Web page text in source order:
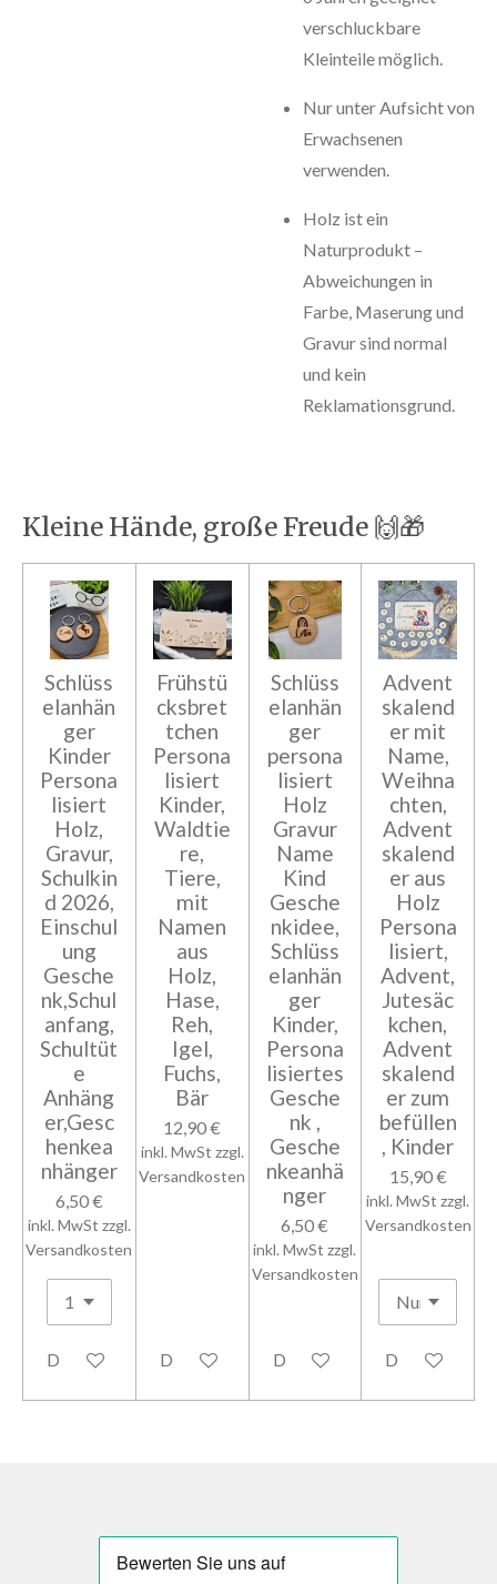
verschluckbare
Kleinteile möglich.
Nur unter Aufsicht von
Erwachsenen
verwenden.
Holz ist ein
Naturprodukt –
Abweichungen in
Farbe, Maserung und
Gravur sind normal
und kein
Reklamationsgrund.
Kleine Hände, große Freude 🙌🎁
Schlüss
elanhän
ger
Kinder
Persona
lisiert
Holz,
Gravur,
Schulkin
d 2026,
Einschul
ung
Gesche
nk,Schul
anfang,
Schultüt
e
Anhäng
er,Gesc
henkea
nhänger
6,50 €
inkl. MwSt zzgl.
Versandkosten
Details anzeigen
Frühstü
cksbret
tchen
Persona
lisiert
Kinder,
Waldtie
re,
Tiere,
mit
Namen
aus
Holz,
Hase,
Reh,
Igel,
Fuchs,
Bär
12,90 €
inkl. MwSt zzgl.
Versandkosten
Details anzeigen
Schlüss
elanhän
ger
persona
lisiert
Holz
Gravur
Name
Kind
Gesche
nkidee,
Schlüss
elanhän
ger
Kinder,
Persona
lisiertes
Gesche
nk ,
Gesche
nkeanhä
nger
6,50 €
inkl. MwSt zzgl.
Versandkosten
Details anzeigen
Advent
skalend
er mit
Name,
Weihna
chten,
Advent
skalend
er aus
Holz
Persona
lisiert,
Advent,
Jutesäc
kchen,
Advent
skalend
er zum
befüllen
, Kinder
15,90 €
inkl. MwSt zzgl.
Versandkosten
Details